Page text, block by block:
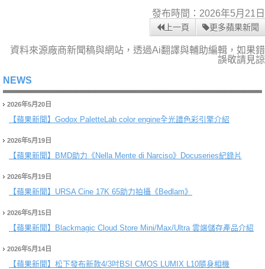
發布時間：2026年5月21日
上一頁 更多蘋果新聞
資料來源廠商新聞稿與網站，透過Ai翻譯與輔助編輯，如果錯
誤敬請見諒
NEWS
2026年5月20日
【蘋果新聞】 Godox PaletteLab color engine全光譜色彩引擎介紹
2026年5月19日
【蘋果新聞】 BMD助力《Nella Mente di Narciso》Docuseries紀錄片
2026年5月19日
【蘋果新聞】 URSA Cine 17K 65助力拍攝《Bedlam》
2026年5月15日
【蘋果新聞】 Blackmagic Cloud Store Mini/Max/Ultra 雲端儲存產品介紹
2026年5月14日
【蘋果新聞】 松下發布新款4/3吋BSI CMOS LUMIX L10隨身相機